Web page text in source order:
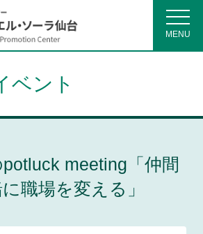
MENU
ベント
meeting「仲間
職場を変える」